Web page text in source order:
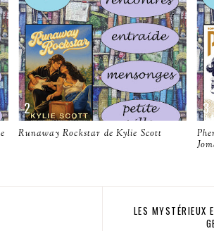
Runaway Rockstar de Kylie Scott
LES MYSTÉRIEUX